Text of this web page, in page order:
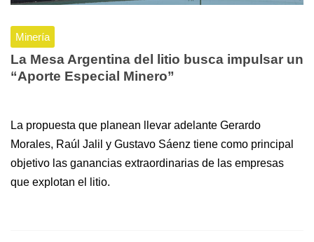
Minería
La Mesa Argentina del litio busca impulsar un
“Aporte Especial Minero”
La propuesta que planean llevar adelante Gerardo
Morales, Raúl Jalil y Gustavo Sáenz tiene como principal
objetivo las ganancias extraordinarias de las empresas
que explotan el litio.